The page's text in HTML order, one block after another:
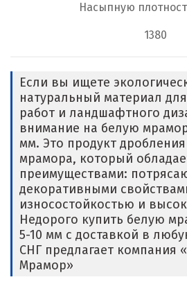
Насыпную
1380
Если вы ищете
натуральный материал
работ и ландшафтного
внимание на белую
мм. Это продукт
мрамора, который
преимуществами:
декоративными
износостойкостью и
Недорого купить белую
5-10 мм с доставкой в
СНГ предлагает компания
Мрамор»